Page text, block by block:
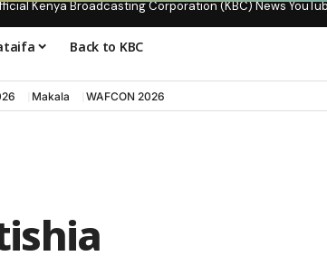
Kenya Broadcasting Corporation (KBC) News
Back to KBC
Makala WAFCON 2026